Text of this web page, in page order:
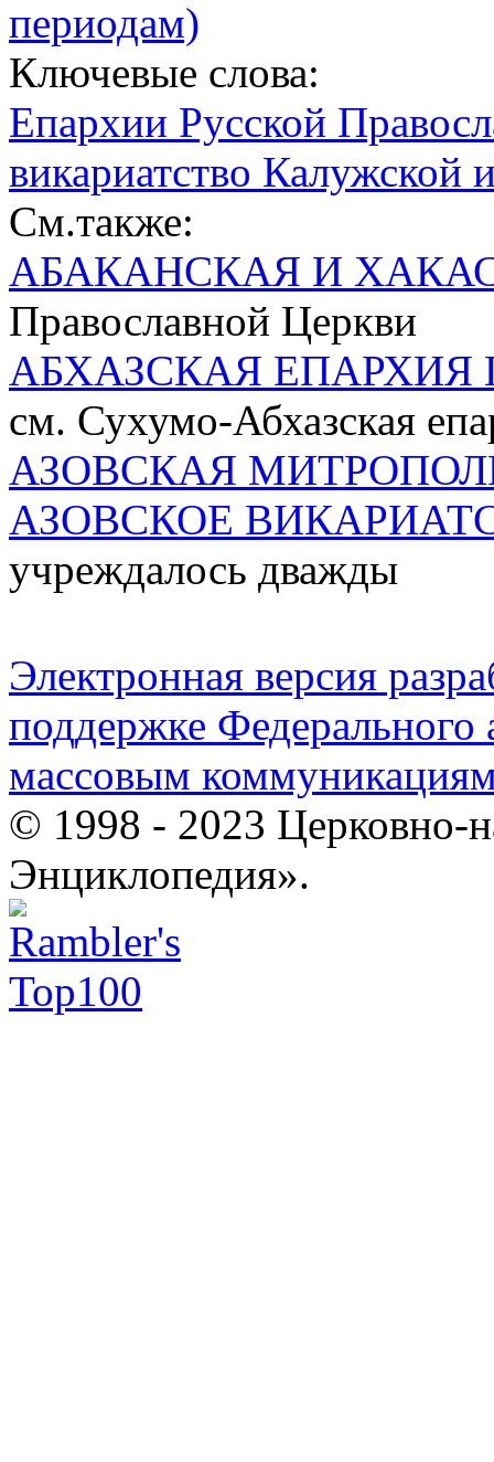
периодам)
Ключевые слова:
Епархии Русской
викариатство Калужской
См.также:
АБАКАНСКАЯ И
Православной Церкви
АБХАЗСКАЯ ЕПАРХИЯ
см. Сухумо-Абхазская
АЗОВСКАЯ
АЗОВСКОЕ
учреждалось дважды
Электронная версия
поддержке Федерального
массовым
© 1998 - 2023 Церковно-
Энциклопедия».